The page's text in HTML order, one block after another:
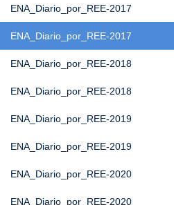
ENA_Diario_por_REE-2017
ENA_Diario_por_REE-2017
ENA_Diario_por_REE-2018
ENA_Diario_por_REE-2018
ENA_Diario_por_REE-2019
ENA_Diario_por_REE-2019
ENA_Diario_por_REE-2020
ENA_Diario_por_REE-2020